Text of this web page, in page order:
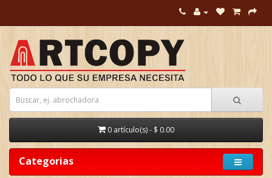
0 artículo(s) - $ 0.00
Categorias